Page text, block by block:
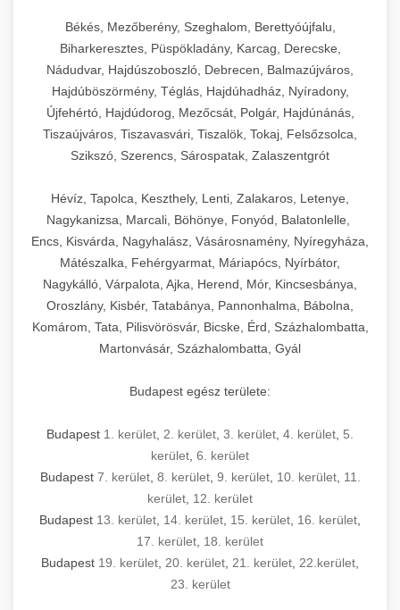
Békés, Mezőberény, Szeghalom, Berettyóújfalu,
Biharkeresztes, Püspökladány, Karcag, Derecske,
Nádudvar, Hajdúszoboszló, Debrecen, Balmazújváros,
Hajdúböszörmény, Téglás, Hajdúhadház, Nyíradony,
Újfehértó, Hajdúdorog, Mezőcsát, Polgár, Hajdúnánás,
Tiszaújváros, Tiszavasvári, Tiszalök, Tokaj, Felsőzsolca,
Szikszó, Szerencs, Sárospatak, Zalaszentgrót
Hévíz, Tapolca, Keszthely, Lenti, Zalakaros, Letenye,
Nagykanizsa, Marcali, Böhönye, Fonyód, Balatonlelle,
Encs, Kisvárda, Nagyhalász, Vásárosnamény, Nyíregyháza,
Mátészalka, Fehérgyarmat, Máriapócs, Nyírbátor,
Nagykálló, Várpalota, Ajka, Herend, Mór, Kincsesbánya,
Oroszlány, Kisbér, Tatabánya, Pannonhalma, Bábolna,
Komárom, Tata, Pilisvörösvár, Bicske, Érd, Százhalombatta,
Martonvásár, Százhalombatta, Gyál
Budapest egész területe:
Budapest 1. kerület 2. kerület 3. kerület 4. kerület 5.
kerület 6. kerület
Budapest 7. kerület, 8. kerület, 9. kerület, 10. kerület, 11.
kerület 12. kerület
Budapest 13. kerület 14. kerület 15. kerület 16. kerület
17. kerület 18. kerület
Budapest 19. kerület 20. kerület 21. kerület 22.kerület
23. kerület